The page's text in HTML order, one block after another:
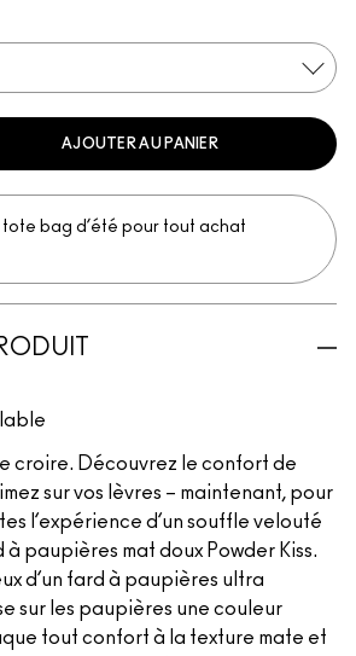
AJOUTER AU PANIER
tote bag d’été pour tout achat
croire. Découvrez le confort de
sur vos lèvres – maintenant, pour
l’expérience d’un souffle velouté
paupières mat doux Powder Kiss.
d’un fard à paupières ultra
sur les paupières une couleur
tout confort à la texture mate et